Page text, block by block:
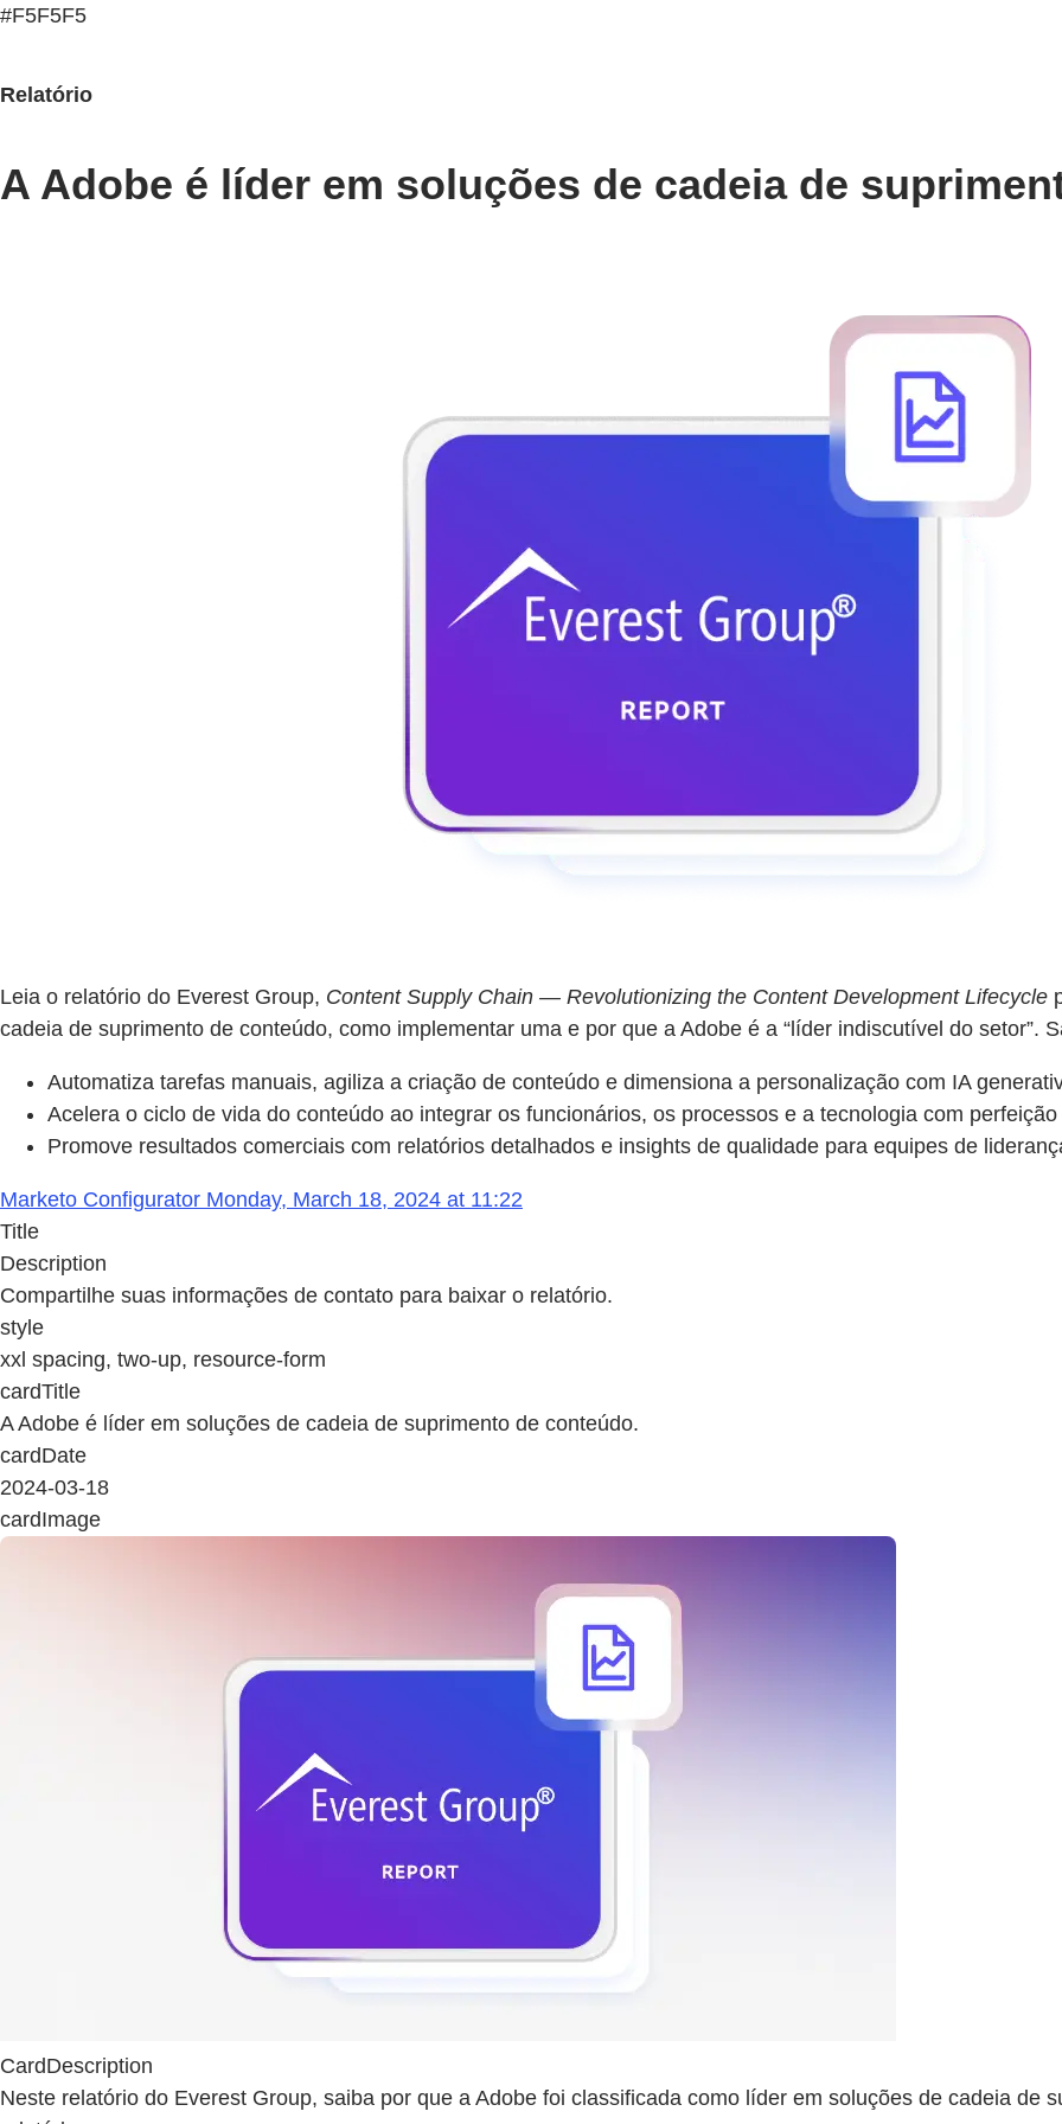
#F5F5F5
Relatório
A Adobe é líder em soluções de cadeia de
Leia o relatório do Everest Group, Content Supply Chain — Revolutionizing the Content Development Lifecycle
cadeia de suprimento de conteúdo, como implementar uma e por que a Adobe é a “líder indiscutível do setor”.
Automatiza tarefas manuais, agiliza a criação de conteúdo e dimensiona a personalização com IA
Acelera o ciclo de vida do conteúdo ao integrar os funcionários, os processos e a tecnologia com perfeição
Promove resultados comerciais com relatórios detalhados e insights de qualidade para equipes de
Marketo Configurator Monday, March 18, 2024 at 11:22
Title
Description
Compartilhe suas informações de contato para baixar o relatório.
style
xxl spacing, two-up, resource-form
cardTitle
A Adobe é líder em soluções de cadeia de suprimento de conteúdo.
cardDate
2024-03-18
cardImage
CardDescription
Neste relatório do Everest Group, saiba por que a Adobe foi classificada como líder em soluções de cadeia de